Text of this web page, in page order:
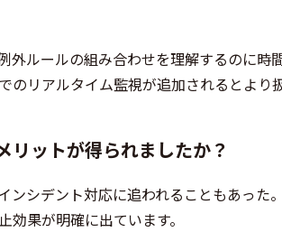
外ルールの組み合わせを理解するのに時
のリアルタイム監視が追加されるとより
リットが得られましたか？
ンシデント対応に追われることもあった
果が明確に出ています。